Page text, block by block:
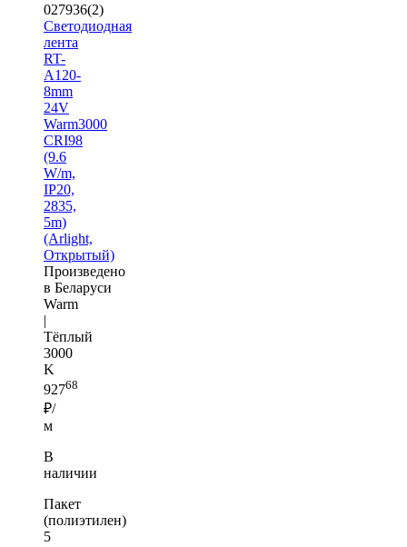
027936(2)
Светодиодная
лента
RT-
A120-
8mm
24V
Warm3000
CRI98
(9.6
W/m,
IP20,
2835,
5m)
(Arlight,
Открытый)
Произведено
в Беларуси
Warm
|
Тёплый
3000
K
92768
₽/
м
В
наличии
Пакет
(полиэтилен)
5